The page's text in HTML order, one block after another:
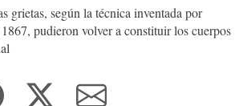
grietas, según la técnica inventada por
pudieron volver a constituir los cuerpos